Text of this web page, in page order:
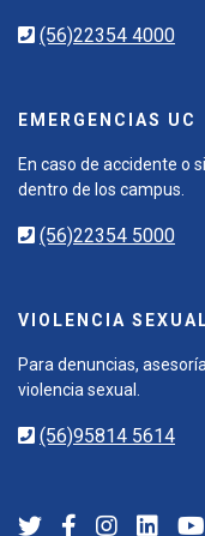
(56)22354 4000
EMERGENCIAS UC
En caso de accidente o
dentro de los campus.
(56)22354 5000
VIOLENCIA
Para denuncias,
violencia sexual.
(56)95814 5614